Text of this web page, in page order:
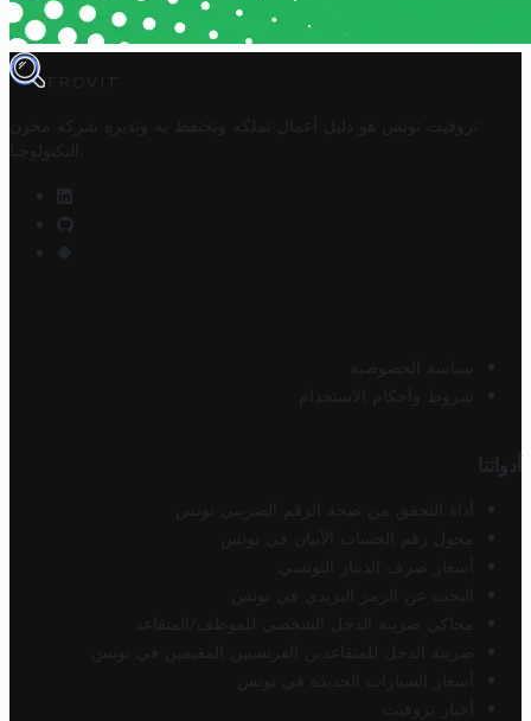
TROVIT
تروفيت تونس هو دليل أعمال تملكه وتحتفظ به وتديره
شركة مخزن
التكنولوجيا
سياسة الخصوصية
شروط وأحكام الاستخدام
أدواتنا
أداة التحقق من صحة الرقم الضريبي تونس
محول رقم الحساب الآيبان في تونس
أسعار صرف الدينار التونسي
البحث عن الرمز البريدي في تونس
محاكي ضريبة الدخل الشخصي للموظف/المتقاعد
ضريبة الدخل للمتقاعدين الفرنسيين المقيمين في تونس
أسعار السيارات الجديدة في تونس
أخبار تروفيت